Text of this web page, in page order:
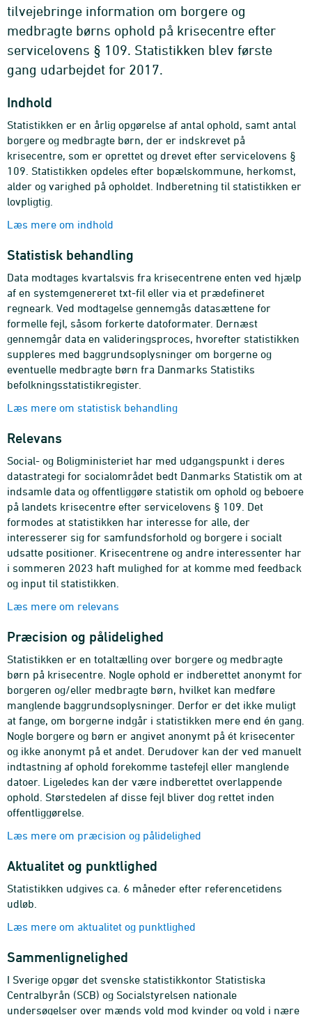
tilvejebringe information om borgere og
medbragte børns ophold på krisecentre efter
servicelovens § 109. Statistikken blev første
gang udarbejdet for 2017.
Indhold
Statistikken er en årlig opgørelse af antal ophold, samt antal
borgere og medbragte børn, der er indskrevet på
krisecentre, som er oprettet og drevet efter servicelovens §
109. Statistikken opdeles efter bopælskommune, herkomst,
alder og varighed på opholdet. Indberetning til statistikken er
lovpligtig.
Læs mere om indhold
Statistisk behandling
Data modtages kvartalsvis fra krisecentrene enten ved hjælp
af en systemgenereret txt-fil eller via et prædefineret
regneark. Ved modtagelse gennemgås datasættene for
formelle fejl, såsom forkerte datoformater. Dernæst
gennemgår data en valideringsproces, hvorefter statistikken
suppleres med baggrundsoplysninger om borgerne og
eventuelle medbragte børn fra Danmarks Statistiks
befolkningsstatistikregister.
Læs mere om statistisk behandling
Relevans
Social- og Boligministeriet har med udgangspunkt i deres
datastrategi for socialområdet bedt Danmarks Statistik om at
indsamle data og offentliggøre statistik om ophold og beboere
på landets krisecentre efter servicelovens § 109. Det
formodes at statistikken har interesse for alle, der
interesserer sig for samfundsforhold og borgere i socialt
udsatte positioner. Krisecentrene og andre interessenter har
i sommeren 2023 haft mulighed for at komme med feedback
og input til statistikken.
Læs mere om relevans
Præcision og pålidelighed
Statistikken er en totaltælling over borgere og medbragte
børn på krisecentre. Nogle ophold er indberettet anonymt for
borgeren og/eller medbragte børn, hvilket kan medføre
manglende baggrundsoplysninger. Derfor er det ikke muligt
at fange, om borgerne indgår i statistikken mere end én gang.
Nogle borgere og børn er angivet anonymt på ét krisecenter
og ikke anonymt på et andet. Derudover kan der ved manuelt
indtastning af ophold forekomme tastefejl eller manglende
datoer. Ligeledes kan der være indberettet overlappende
ophold. Størstedelen af disse fejl bliver dog rettet inden
offentliggørelse.
Læs mere om præcision og pålidelighed
Aktualitet og punktlighed
Statistikken udgives ca. 6 måneder efter referencetidens
udløb.
Læs mere om aktualitet og punktlighed
Sammenlignelighed
I Sverige opgør det svenske statistikkontor Statistiska
Centralbyrån (SCB) og Socialstyrelsen nationale
undersøgelser over mænds vold mod kvinder og vold i nære